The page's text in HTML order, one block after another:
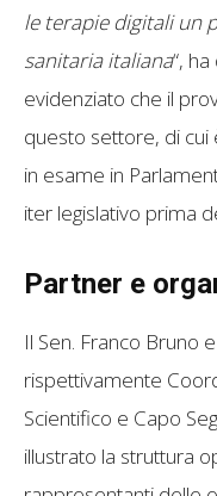
le terapie digitali un
sanitaria italiana“,
evidenziato che il
questo settore, di
in esame in
iter legislativo prima
Partner e
Il Sen. Franco Bruno
rispettivamente
Scientifico e Capo
illustrato la struttura